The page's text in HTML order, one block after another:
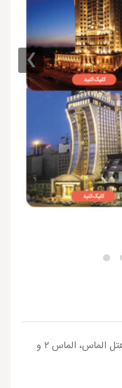
›
گروه هتل های الماس؛ تفاوت هتل الماس، الماس ۲ و